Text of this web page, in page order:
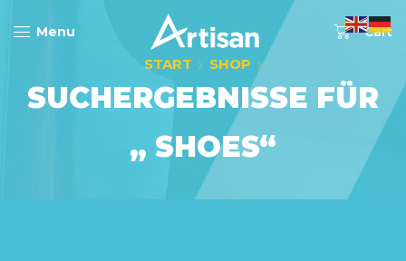
Menu 0 Cart
START SHOP
SUCHERGEBNISSE FÜR
„ SHOES“